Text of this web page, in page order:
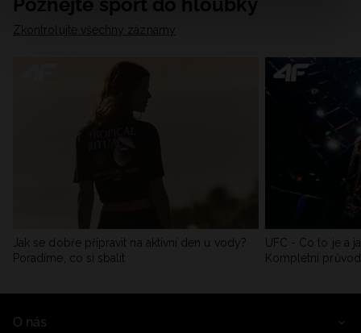
Zkontrolujte všechny záznamy
Jak se dobře připravit na aktivní den u vody?
Poradíme, co si sbalit
UFC - Co to je a
Kompletní
O nás